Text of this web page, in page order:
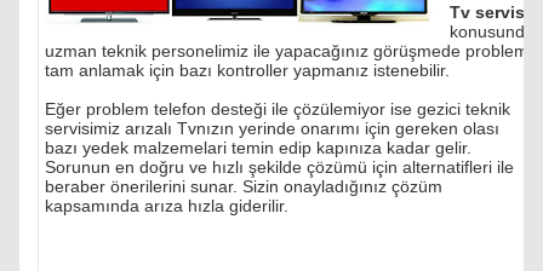
Tv servisi
konusunda
uzman teknik personelimiz ile yapacağınız görüşmede problemi
tam anlamak için bazı kontroller yapmanız istenebilir.
Eğer problem telefon desteği ile çözülemiyor ise gezici teknik
servisimiz arızalı Tvnızın yerinde onarımı için gereken olası
bazı yedek malzemelari temin edip kapınıza kadar gelir.
Sorunun en doğru ve hızlı şekilde çözümü için alternatifleri ile
beraber önerilerini sunar. Sizin onayladığınız çözüm
kapsamında arıza hızla giderilir.